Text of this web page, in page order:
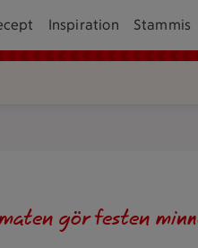
Inspiration Stammis
gör festen